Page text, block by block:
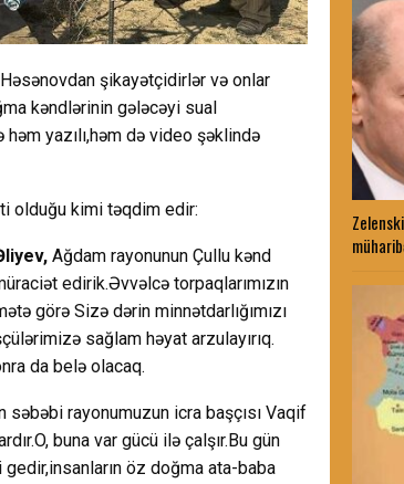
şikayətçidirlər və onlar
kəndlərinin gələcəyi sual
yazılı,həm də video şəklində
olduğu kimi təqdim edir:
Ağdam rayonunun Çullu kənd
edirik.Əvvəlcə torpaqlarımızın
görə Sizə dərin minnətdarlığımızı
sağlam həyat arzulayırıq.
da belə olacaq.
rayonumuzun icra başçısı Vaqif
buna var gücü ilə çalşır.Bu gün
öz doğma ata-baba